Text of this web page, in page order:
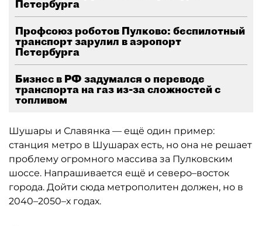
Петербурга
Профсоюз роботов Пулково: беспилотный
транспорт зарулил в аэропорт
Петербурга
Бизнес в РФ задумался о переводе
транспорта на газ из-за сложностей с
топливом
Шушары и Славянка — ещё один пример:
станция метро в Шушарах есть, но она не решает
проблему огромного массива за Пулковским
шоссе. Напрашивается ещё и северо–восток
города. Дойти сюда метрополитен должен, но в
2040–2050–х годах.